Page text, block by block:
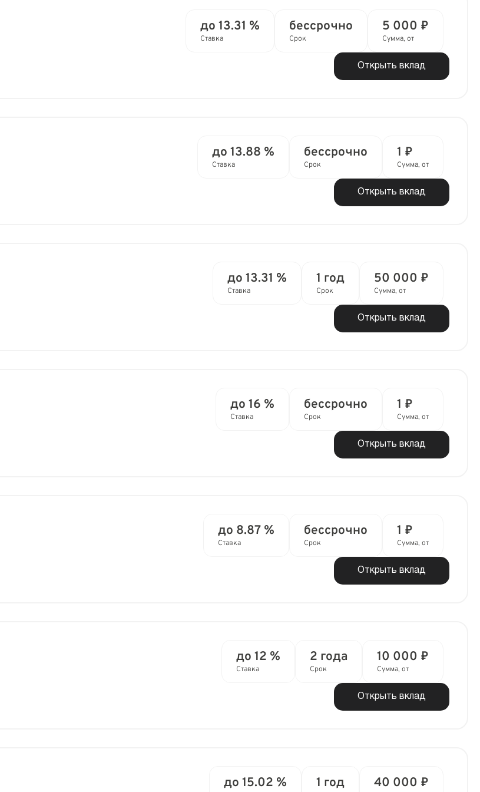
до 13.31 %
Ставка
бессрочно
Срок
5 000 ₽
Сумма, от
Открыть вклад
до 13.88 %
Ставка
бессрочно
Срок
1 ₽
Сумма, от
Открыть вклад
до 13.31 %
Ставка
1 год
Срок
50 000 ₽
Сумма, от
Открыть вклад
до 16 %
Ставка
бессрочно
Срок
1 ₽
Сумма, от
Открыть вклад
до 8.87 %
Ставка
бессрочно
Срок
1 ₽
Сумма, от
Открыть вклад
до 12 %
Ставка
2 года
Срок
10 000 ₽
Сумма, от
Открыть вклад
до 15.02 % 1 год 40 000 ₽